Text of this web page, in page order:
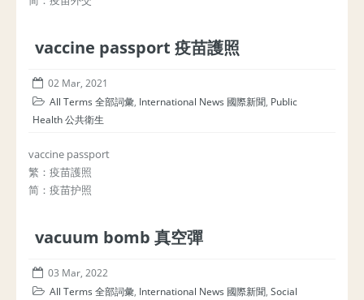
vaccine passport 疫苗護照
02 Mar, 2021
All Terms 全部詞彙, International News 國際新聞, Public
Health 公共衛生
vaccine passport
繁：疫苗護照
简：疫苗护照
vacuum bomb 真空彈
03 Mar, 2022
All Terms 全部詞彙, International News 國際新聞, Social